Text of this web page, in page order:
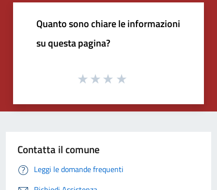
Quanto sono chiare le informazioni
su questa pagina?
Contatta il comune
Leggi le domande frequenti